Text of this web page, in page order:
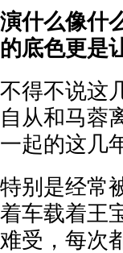
演什么像什
的底色更是
不得不说这
自从和马蓉
一起的这几
特别是经常
着车载着王
难受，每次